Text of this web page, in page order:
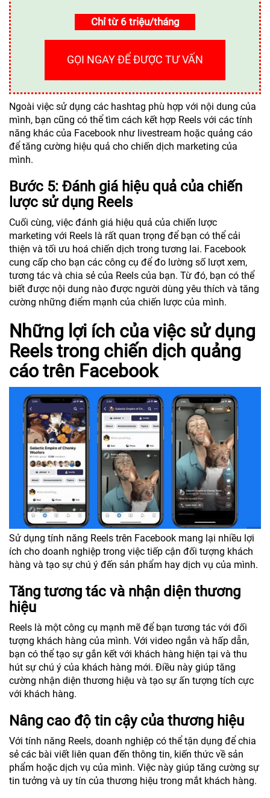
Chỉ từ 6 triệu/tháng
GỌI NGAY ĐỂ ĐƯỢC TƯ VẤN
Ngoài việc sử dụng các hashtag phù hợp với nội dung của
mình, bạn cũng có thể tìm cách kết hợp Reels với các tính
năng khác của Facebook như livestream hoặc quảng cáo
để tăng cường hiệu quả cho chiến dịch marketing của
mình.
Bước 5: Đánh giá hiệu quả của chiến
lược sử dụng Reels
Cuối cùng, việc đánh giá hiệu quả của chiến lược
marketing với Reels là rất quan trọng để bạn có thể cải
thiện và tối ưu hoá chiến dịch trong tương lai. Facebook
cung cấp cho bạn các công cụ để đo lường số lượt xem,
tương tác và chia sẻ của Reels của bạn. Từ đó, bạn có thể
biết được nội dung nào được người dùng yêu thích và tăng
cường những điểm mạnh của chiến lược của mình.
Những lợi ích của việc sử dụng
Reels trong chiến dịch quảng
cáo trên Facebook
Sử dụng tính năng Reels trên Facebook mang lại nhiều lợi
ích cho doanh nghiệp trong việc tiếp cận đối tượng khách
hàng và tạo sự chú ý đến sản phẩm hay dịch vụ của mình.
Tăng tương tác và nhận diện thương
hiệu
Reels là một công cụ mạnh mẽ để bạn tương tác với đối
tượng khách hàng của mình. Với video ngắn và hấp dẫn,
bạn có thể tạo sự gắn kết với khách hàng hiện tại và thu
hút sự chú ý của khách hàng mới. Điều này giúp tăng
cường nhận diện thương hiệu và tạo sự ấn tượng tích cực
với khách hàng.
Nâng cao độ tin cậy của thương hiệu
Với tính năng Reels, doanh nghiệp có thể tận dụng để chia
sẻ các bài viết liên quan đến thông tin, kiến thức về sản
phẩm hoặc dịch vụ của mình. Việc này giúp tăng cường sự
tin tưởng và uy tín của thương hiệu trong mắt khách hàng.